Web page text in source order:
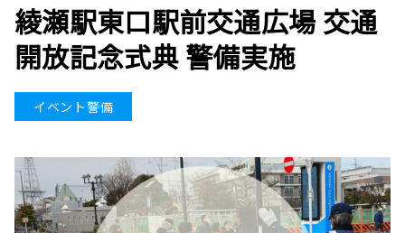
綾瀬駅東口駅前交通広場 交通
開放記念式典 警備実施
イベント警備